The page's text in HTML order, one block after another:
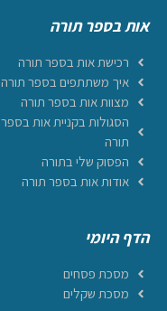
אות בספר תורה
רכישת אות בספר תורה
איך משתתפים בספר תורה
מצוות אות בספר תורה
הסגולות בקניית אות בספר
תורה
הפסוק שלי בתורה
אודות אות בספר תורה
הדף היומי
מסכת פסחים
מסכת שקלים